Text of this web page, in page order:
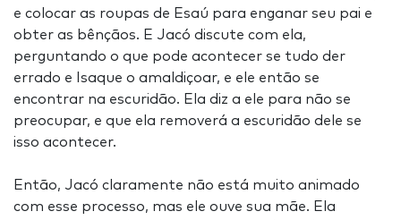
e colocar as roupas de Esaú para enganar seu pai e
obter as bênçãos. E Jacó discute com ela,
perguntando o que pode acontecer se tudo der
errado e Isaque o amaldiçoar, e ele então se
encontrar na escuridão. Ela diz a ele para não se
preocupar, e que ela removerá a escuridão dele se
isso acontecer.
Então, Jacó claramente não está muito animado
com esse processo, mas ele ouve sua mãe. Ela